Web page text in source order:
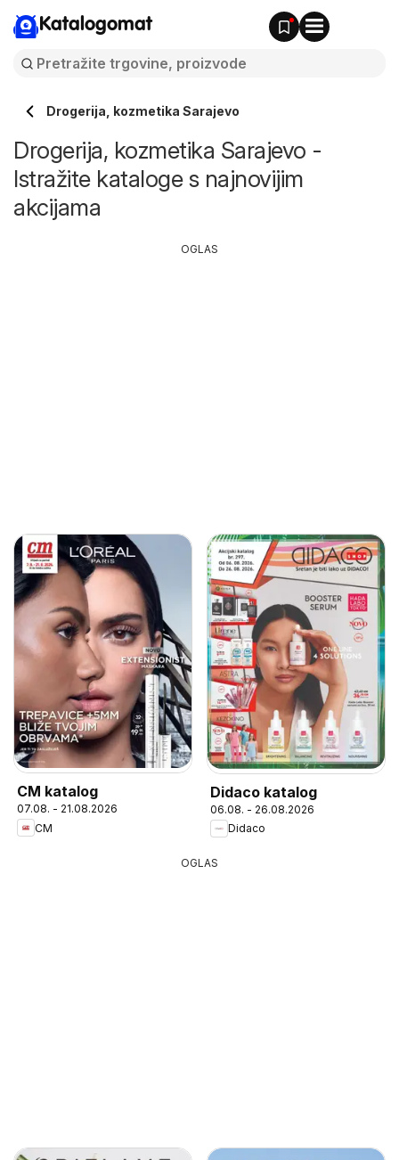
Katalogomat
Drogerija, kozmetika Sarajevo
Drogerija, kozmetika Sarajevo -
Istražite kataloge s najnovijim
akcijama
CM katalog
07.08. - 21.08.2026
CM
Didaco katalog
06.08. - 26.08.2026
Didaco
OGLAS
OGLAS